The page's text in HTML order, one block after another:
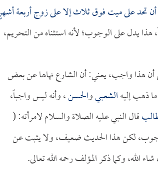
أن تحد على ميت فوق ثلاث إلا على زوج أربعة
يدل على الوجوب؛ لأنه استثناه من التحريم،
أن هذا واجب، يعني: أن الشارع نهاها عن بعض
ذهب إليهالشعبيوالحسن، وأنه ليس واجباً،
قال النبي عليه الصلاة والسلام لامرأته: (
لكن هذا الحديث ضعيف، ولا يثبت عن
الله، وكما ذكر المؤلف رحمه الله تعالى.